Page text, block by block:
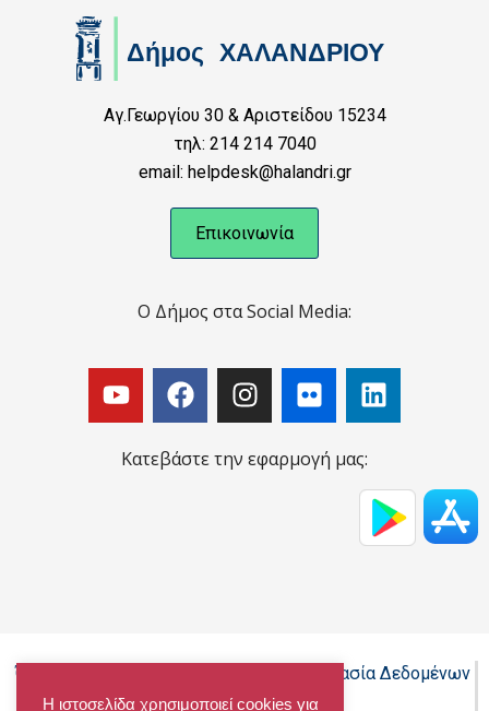
Αγ.Γεωργίου 30 & Αριστείδου 15234
τηλ: 214 214 7040
email: helpdesk@halandri.gr
Επικοινωνία
Ο Δήμος στα Social Media:
Κατεβάστε την εφαρμογή μας:
Όροι Χρήσης - Πολιτική Cookies - Προστασία Δεδομένων
Προσωπικού Χαρακτήρα
Η ιστοσελίδα χρησιμοποιεί cookies για